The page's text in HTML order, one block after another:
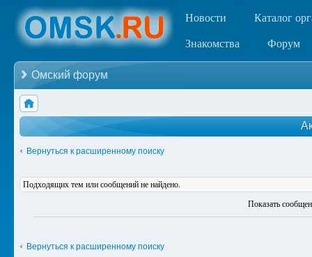
Новости Каталог
Знакомства Форум
Омский форум
Вернуться к расширенному поиску
Подходящих тем или сообщений не найдено.
Показать
Вернуться к расширенному поиску